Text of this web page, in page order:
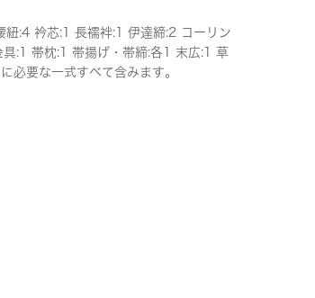
紐:4 衿芯:1 長襦袢:1 伊達締:2 コーリン
:1 帯枕:1 帯揚げ・帯締:各1 末広:1 草
必要な一式すべて含みます。